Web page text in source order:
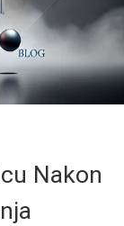
Nakon